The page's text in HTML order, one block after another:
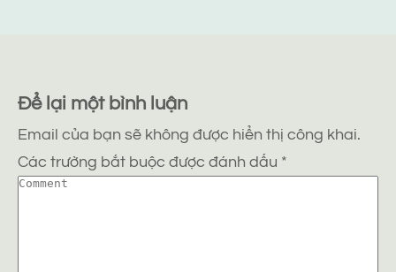
Để lại một bình luận
Email của bạn sẽ không được hiển thị công khai.
Các trường bắt buộc được đánh dấu *